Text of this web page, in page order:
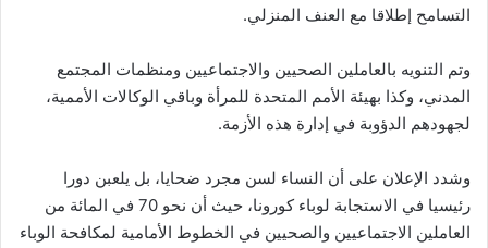
التسامح إطلاقا مع العنف المنزلي.
وتم التنويه بالعاملين الصحيين والاجتماعيين ومنظمات المجتمع
المدني، وكذا بهيئة الأمم المتحدة للمرأة وباقي الوكالات الأممية،
لجهودهم الدؤوبة في إدارة هذه الأزمة.
وشدد الإعلان على أن النساء لسن مجرد ضحايا، بل يلعبن دورا
رئيسيا في الاستجابة لوباء كورونا، حيث أن نحو 70 في المائة من
العاملين الاجتماعيين والصحيين في الخطوط الأمامية لمكافحة الوباء